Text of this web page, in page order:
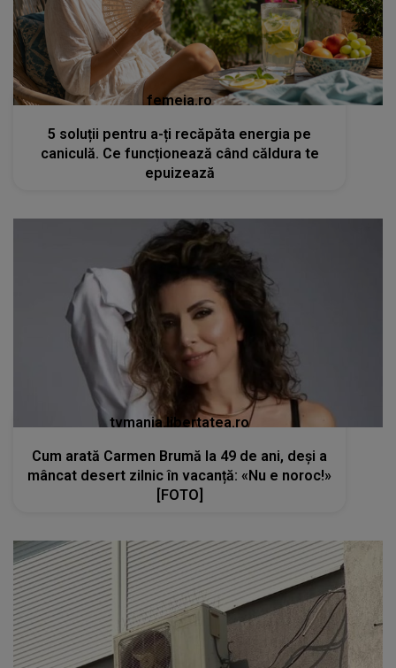
femeia.ro
5 soluții pentru a-ți recăpăta energia pe
caniculă. Ce funcționează când căldura te
epuizează
tvmania.libertatea.ro
Cum arată Carmen Brumă la 49 de ani, deși a
mâncat desert zilnic în vacanță: «Nu e noroc!»
[FOTO]